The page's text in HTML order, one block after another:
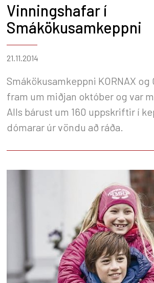
Vinningshafar í
Smákökusamkeppni
21.11.2014
Smákökusamkeppni KORNAX
fram um miðjan október og var
Alls bárust um 160 uppskriftir í
dómarar úr vöndu að ráða.